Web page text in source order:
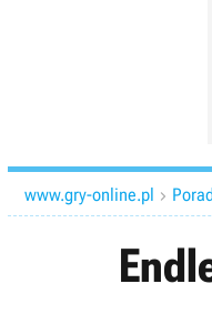
www.gry-online.pl 